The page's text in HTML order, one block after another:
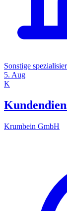
Sonstige
5. Aug
K
Krumbein GmbH